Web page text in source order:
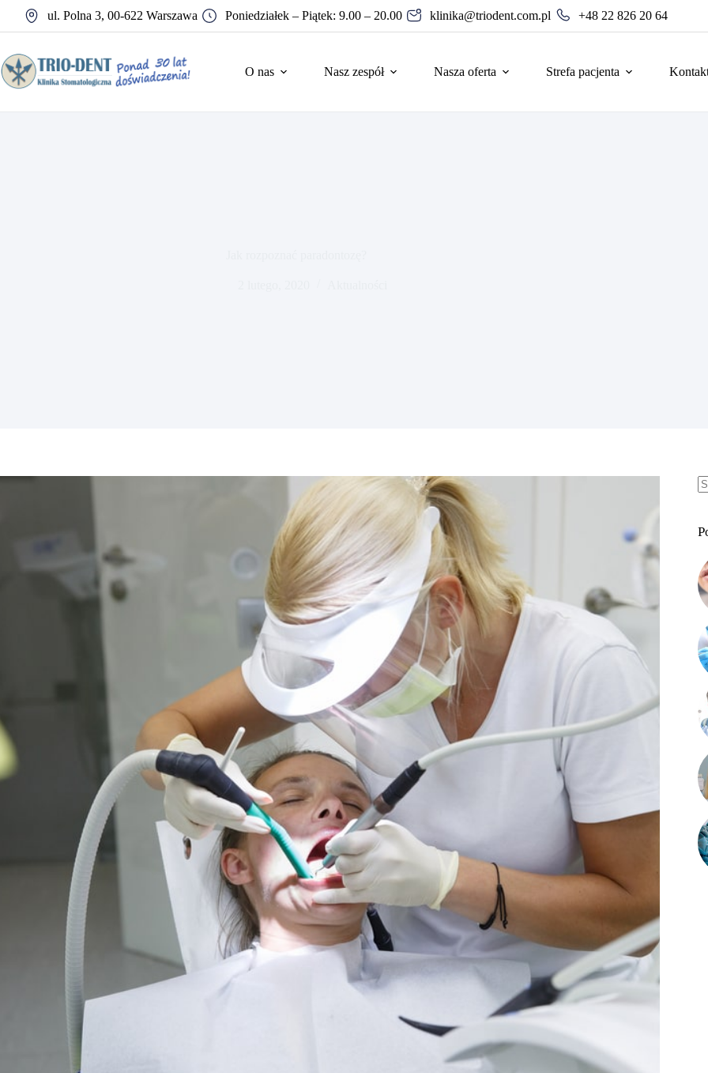
Przejdź
treści
ul. Polna 3, 00-622 Warszawa Poniedziałek – Piątek: 9.00 – 20.00 klinika@triodent.com.pl +48 22 826 20 64
O nas Nasz zespół Nasza oferta Strefa pacjenta